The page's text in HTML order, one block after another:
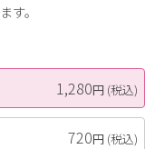
す。
1,280円 (税込)
720円 (税込)